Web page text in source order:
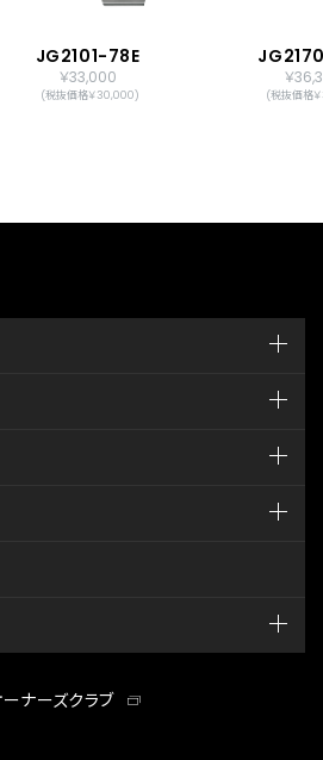
JG2101-78E
￥33,000
(税抜価格￥30,000)
￥
(税抜価格
ナーズクラブ